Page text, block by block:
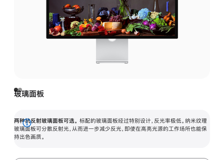
玻璃面板
两种抗反射玻璃面板可选。 标配的玻璃面板经过特别设计，反光率极低。纳米纹理
玻璃面板可分散反射光，从而进一步减少反光，即使在高亮光源的工作场所也能保
持出色画质。
展
开